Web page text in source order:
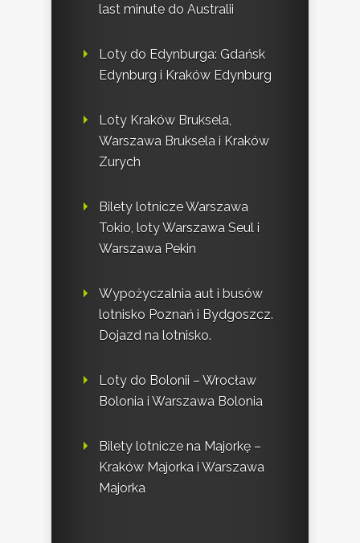
last minute do Australii
Loty do Edynburga: Gdańsk
Edynburg i Kraków Edynburg
Loty Kraków Bruksela,
Warszawa Bruksela i Kraków
Zurych
Bilety lotnicze Warszawa
Tokio, loty Warszawa Seul i
Warszawa Pekin
Wypożyczalnia aut i busów
lotnisko Poznań i Bydgoszcz.
Dojazd na lotnisko.
Loty do Bolonii – Wrocław
Bolonia i Warszawa Bolonia
Bilety lotnicze na Majorkę –
Kraków Majorka i Warszawa
Majorka